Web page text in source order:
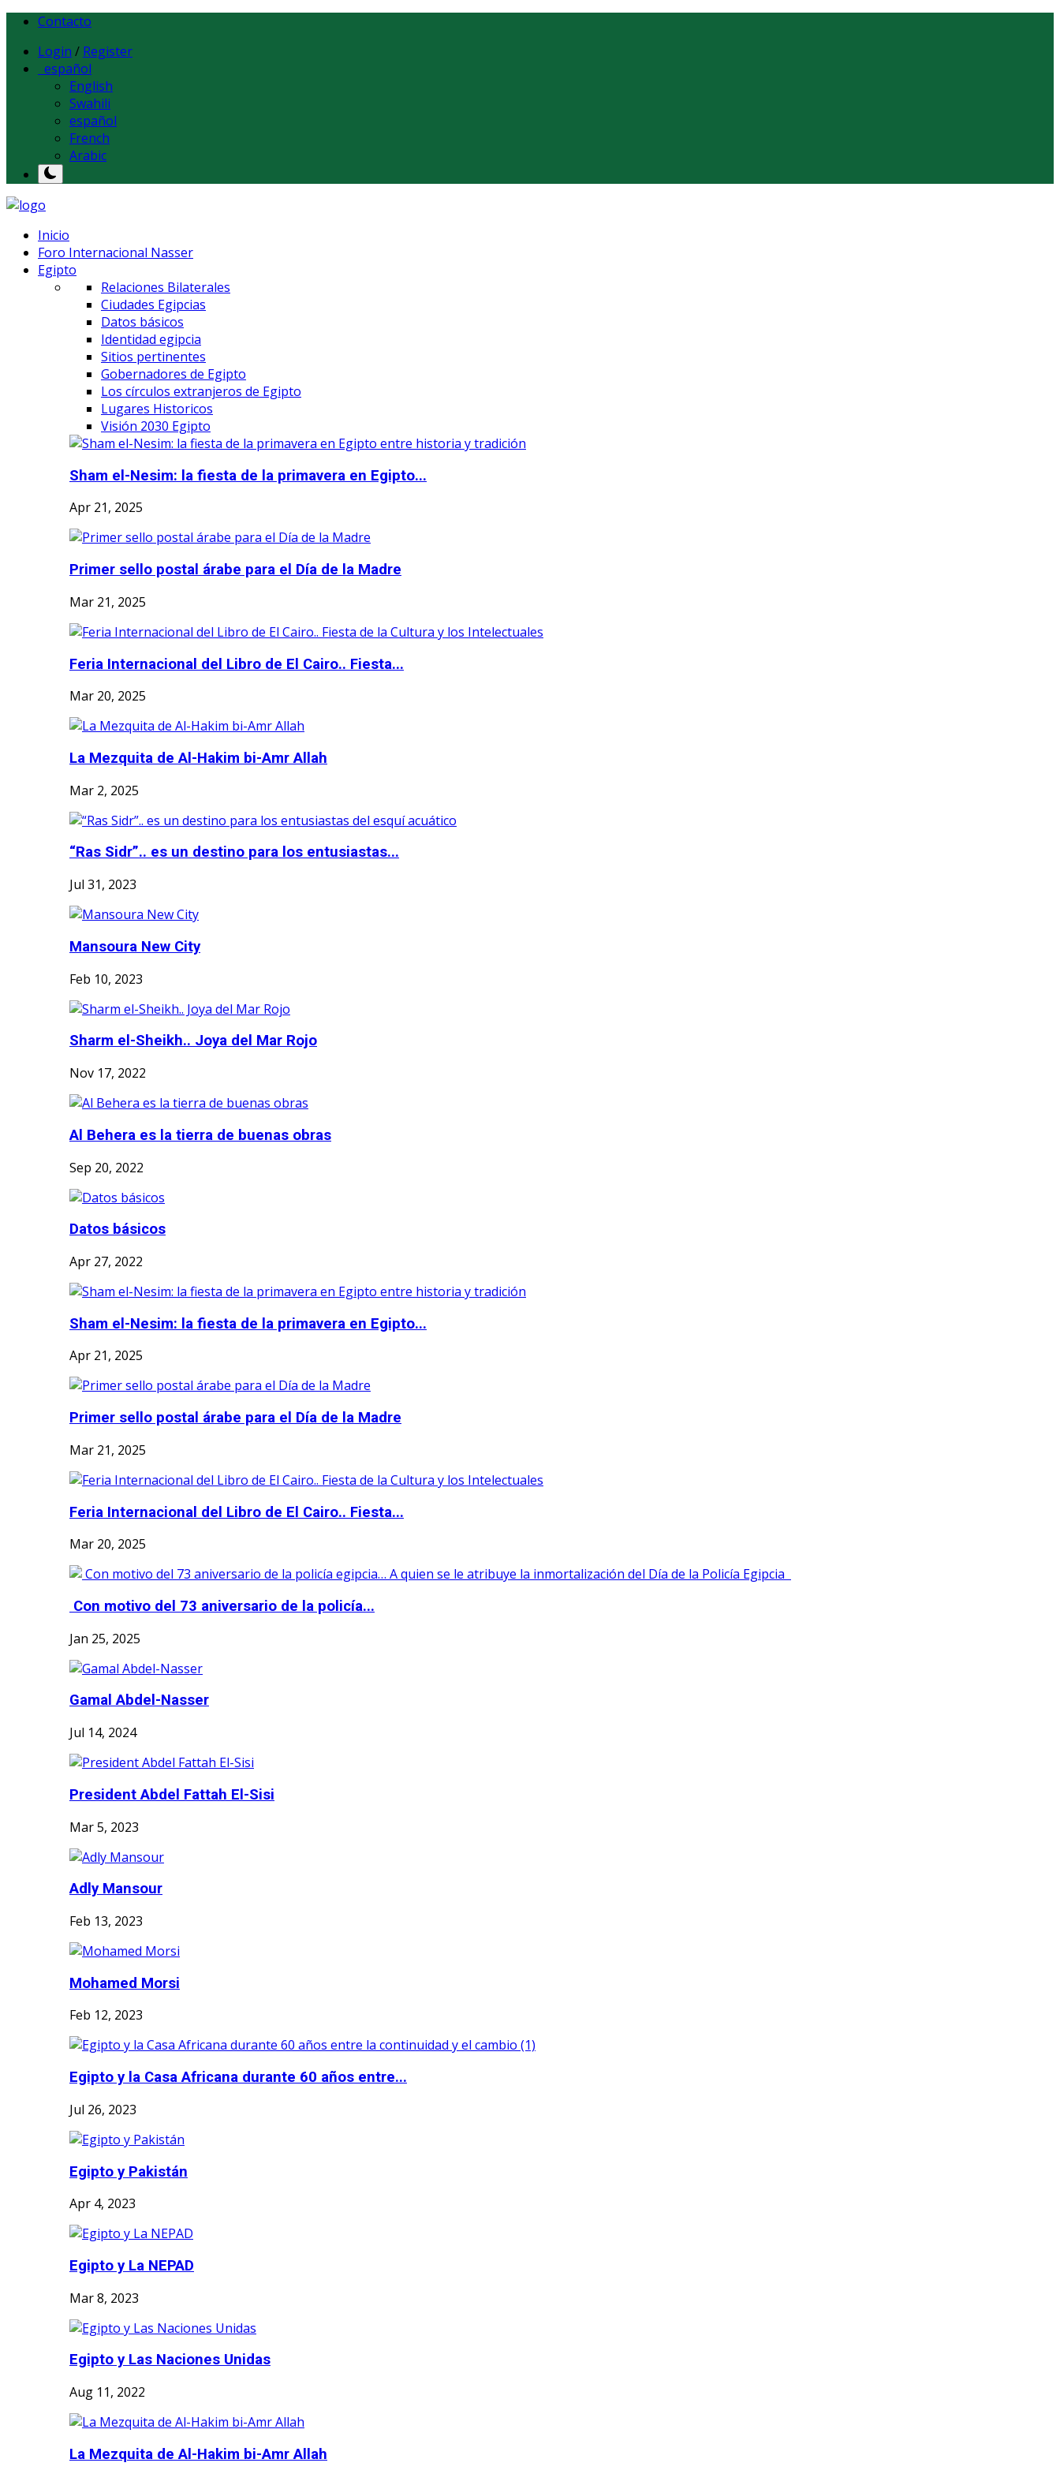
Contacto
Login / Register
español
English
Swahili
español
French
Arabic
Inicio
Foro Internacional Nasser
Egipto
Relaciones Bilaterales
Ciudades Egipcias
Datos básicos
Identidad egipcia
Sitios pertinentes
Gobernadores de Egipto
Los círculos extranjeros de Egipto
Lugares Historicos
Visión 2030 Egipto
Sham el-Nesim: la fiesta de la primavera en Egipto...
Apr 21, 2025
Primer sello postal árabe para el Día de la Madre
Mar 21, 2025
Feria Internacional del Libro de El Cairo.. Fiesta...
Mar 20, 2025
La Mezquita de Al-Hakim bi-Amr Allah
Mar 2, 2025
“Ras Sidr”.. es un destino para los entusiastas...
Jul 31, 2023
Mansoura New City
Feb 10, 2023
Sharm el-Sheikh.. Joya del Mar Rojo
Nov 17, 2022
Al Behera es la tierra de buenas obras
Sep 20, 2022
Datos básicos
Apr 27, 2022
Sham el-Nesim: la fiesta de la primavera en Egipto...
Apr 21, 2025
Primer sello postal árabe para el Día de la Madre
Mar 21, 2025
Feria Internacional del Libro de El Cairo.. Fiesta...
Mar 20, 2025
Con motivo del 73 aniversario de la policía...
Jan 25, 2025
Gamal Abdel-Nasser
Jul 14, 2024
President Abdel Fattah El-Sisi
Mar 5, 2023
Adly Mansour
Feb 13, 2023
Mohamed Morsi
Feb 12, 2023
Egipto y la Casa Africana durante 60 años entre...
Jul 26, 2023
Egipto y Pakistán
Apr 4, 2023
Egipto y La NEPAD
Mar 8, 2023
Egipto y Las Naciones Unidas
Aug 11, 2022
La Mezquita de Al-Hakim bi-Amr Allah